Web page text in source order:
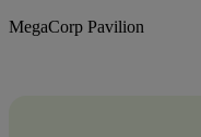
MegaCorp Pavilion